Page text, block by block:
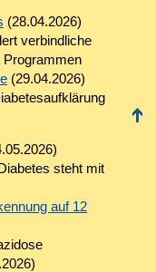
(28.04.2026)
verbindliche
Programmen
(29.04.2026)
steht mit
auf 12